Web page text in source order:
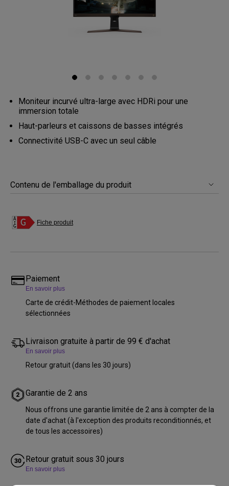
Moniteur incurvé ultra-large avec HDRi pour une
immersion totale
Haut-parleurs et caissons de basses intégrés
Connectivité USB-C avec un seul câble
Contenu de l'emballage du produit
Fiche produit
Paiement
En savoir plus
Carte de crédit-Méthodes de paiement locales
sélectionnées
Livraison gratuite à partir de 99 € d'achat
En savoir plus
Retour gratuit (dans les 30 jours)
Garantie de 2 ans
Nous offrons une garantie limitée de 2 ans à compter de la
date d'achat (à l'exception des produits reconditionnés, et
de tous les accessoires)
Retour gratuit sous 30 jours
En savoir plus